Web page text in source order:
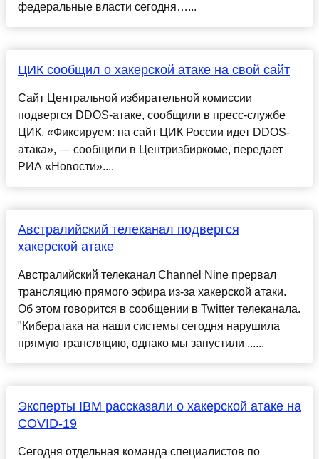
федеральные власти сегодня…...
ЦИК сообщил о хакерской атаке на свой сайт
Сайт Центральной избирательной комиссии
подвергся DDOS-атаке, сообщили в пресс-службе
ЦИК. «Фиксируем: на сайт ЦИК России идет DDOS-
атака», — сообщили в Центризбиркоме, передает
РИА «Новости»....
Австралийский телеканал подвергся
хакерской атаке
Австралийский телеканал Channel Nine прервал
трансляцию прямого эфира из-за хакерской атаки.
Об этом говорится в сообщении в Twitter телеканала.
"Кибератака на наши системы сегодня нарушила
прямую трансляцию, однако мы запустили ......
Эксперты IBM рассказали о хакерской атаке на
COVID-19
Сегодня отдельная команда специалистов по